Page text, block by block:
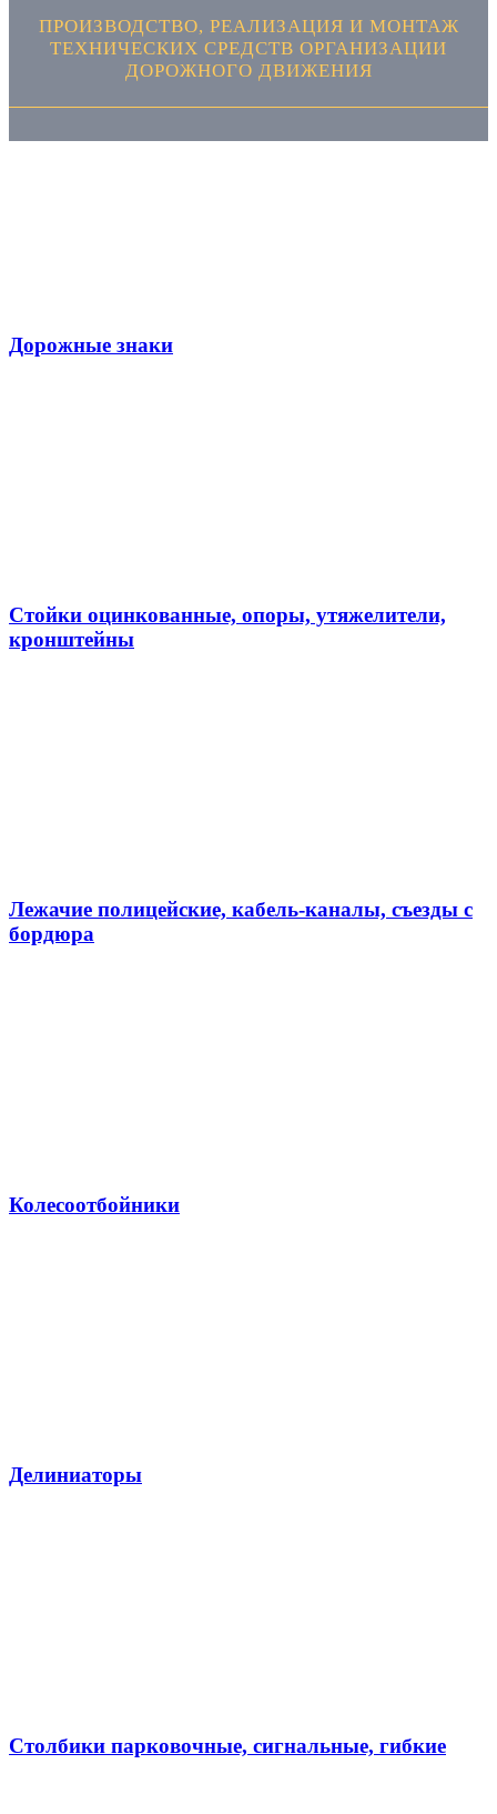
ПРОИЗВОДСТВО, РЕАЛИЗАЦИЯ И МОНТАЖ
ТЕХНИЧЕСКИХ СРЕДСТВ ОРГАНИЗАЦИИ
ДОРОЖНОГО ДВИЖЕНИЯ
Дорожные знаки
Стойки оцинкованные, опоры, утяжелители,
кронштейны
Лежачие полицейские, кабель-каналы, съезды с
бордюра
Колесоотбойники
Делиниаторы
Столбики парковочные, сигнальные, гибкие